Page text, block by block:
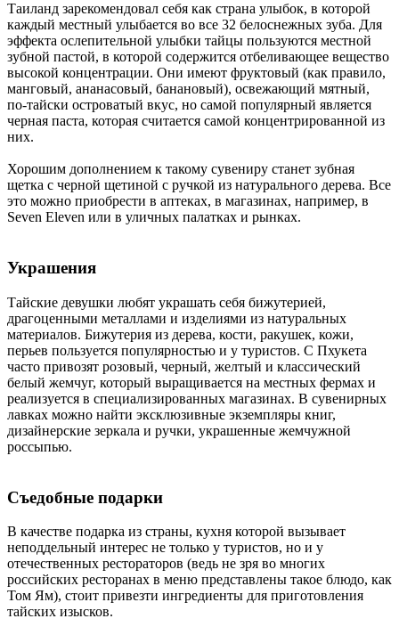
Таиланд зарекомендовал себя как cтрана улыбок, в которой
каждый местный улыбается во все 32 белоснежных зуба. Для
эффекта ослепительной улыбки тайцы пользуются местной
зубной пастой, в которой содержится отбеливающее вещество
высокой концентрации. Они имеют фруктовый (как правило,
манговый, ананасовый, банановый), освежающий мятный,
по-тайски островатый вкус, но самой популярный является
черная паста, которая считается самой концентрированной из
них.
Хорошим дополнением к такому сувениру станет зубная
щетка с черной щетиной с ручкой из натурального дерева. Все
это можно приобрести в аптеках, в магазинах, например, в
Seven Eleven или в уличных палатках и рынках.
Украшения
Тайские девушки любят украшать себя бижутерией,
драгоценными металлами и изделиями из натуральных
материалов. Бижутерия из дерева, кости, ракушек, кожи,
перьев пользуется популярностью и у туристов. С Пхукета
часто привозят розовый, черный, желтый и классический
белый жемчуг, который выращивается на местных фермах и
реализуется в специализированных магазинах. В сувенирных
лавках можно найти эксклюзивные экземпляры книг,
дизайнерские зеркала и ручки, украшенные жемчужной
россыпью.
Съедобные подарки
В качестве подарка из страны, кухня которой вызывает
неподдельный интерес не только у туристов, но и у
отечественных рестораторов (ведь не зря во многих
российских ресторанах в меню представлены такое блюдо, как
Том Ям), стоит привезти ингредиенты для приготовления
тайских изысков.